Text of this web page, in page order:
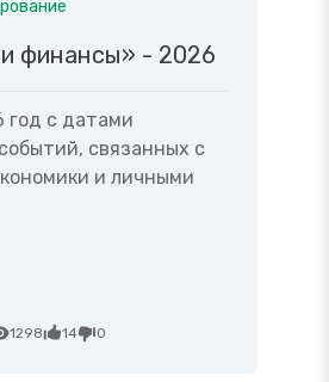
финансы» - 2026
год с датами
связанных с
и личными
1298 14 0